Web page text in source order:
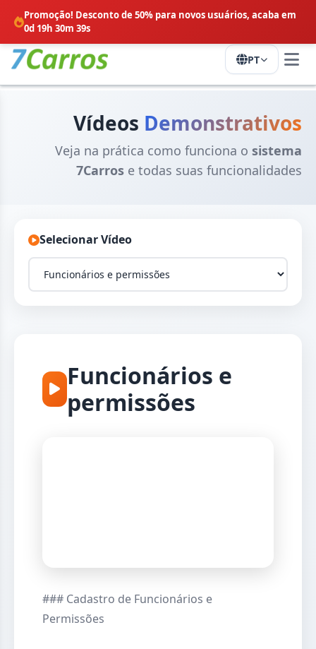
Promoção! Desconto de 50% para novos usuários, acaba em
0d 19h 30m 38s
PT
Vídeos Demonstrativos
Veja na prática como funciona o sistema
7Carros e todas suas funcionalidades
Selecionar Vídeo
Funcionários e
permissões
### Cadastro de Funcionários e
Permissões